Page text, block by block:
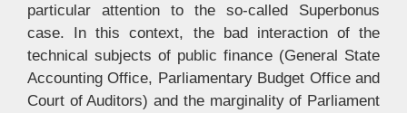
particular attention to the so-called Superbonus
case. In this context, the bad interaction of the
technical subjects of public finance (General State
Accounting Office, Parliamentary Budget Office and
Court of Auditors) and the marginality of Parliament